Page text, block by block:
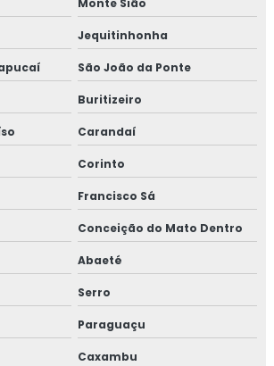
Monte Sião
Jequitinhonha
São João da Ponte
Buritizeiro
Carandaí
Corinto
Francisco Sá
Conceição do Mato Dentro
Abaeté
Serro
Paraguaçu
Caxambu